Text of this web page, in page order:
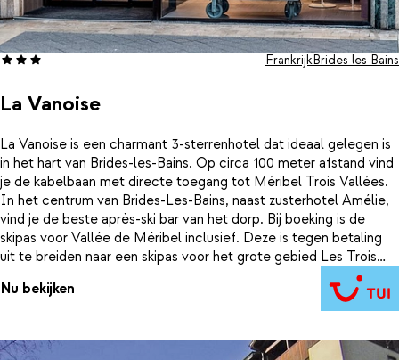
La Vanoise
FrankrijkBrides les Bains
La Vanoise is een charmant 3-sterrenhotel dat ideaal gelegen is
in het hart van Brides-les-Bains. Op circa 100 meter afstand vind
je de kabelbaan met directe toegang tot Méribel Trois Vallées.
In het centrum van Brides-Les-Bains, naast zusterhotel Amélie,
vind je de beste après-ski bar van het dorp. Bij boeking is de
skipas voor Vallée de Méribel inclusief. Deze is tegen betaling
uit te breiden naar een skipas voor het grote gebied Les Trois
Nu bekijken